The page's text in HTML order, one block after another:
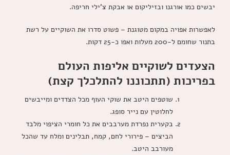
יבשים כמו אורגנו ובזיליקום או אבקת צ'ילי חריפה.
לאפשרות אפויה במקום מטוגנת – פשוט סדרו את השוקיים על רשת
בתנור שחומם ל-200 מעלות ואפו כ-25 דקות.
הצעדים לשוקיים אליפות העולם
בפריכות (תתכוננו להתלכלך קצת)
שוטפים היטב את שוקי העוף מכל הצדדים ומייבשים
לחלוטין עם נייר סופג.
בקערית נפרדת מערבבים את כל חומרי הציפוי מלבד
הביצים – פירורי לחם, קמח, תבלינים ומלח עד שהכל
מעורבב היטב.